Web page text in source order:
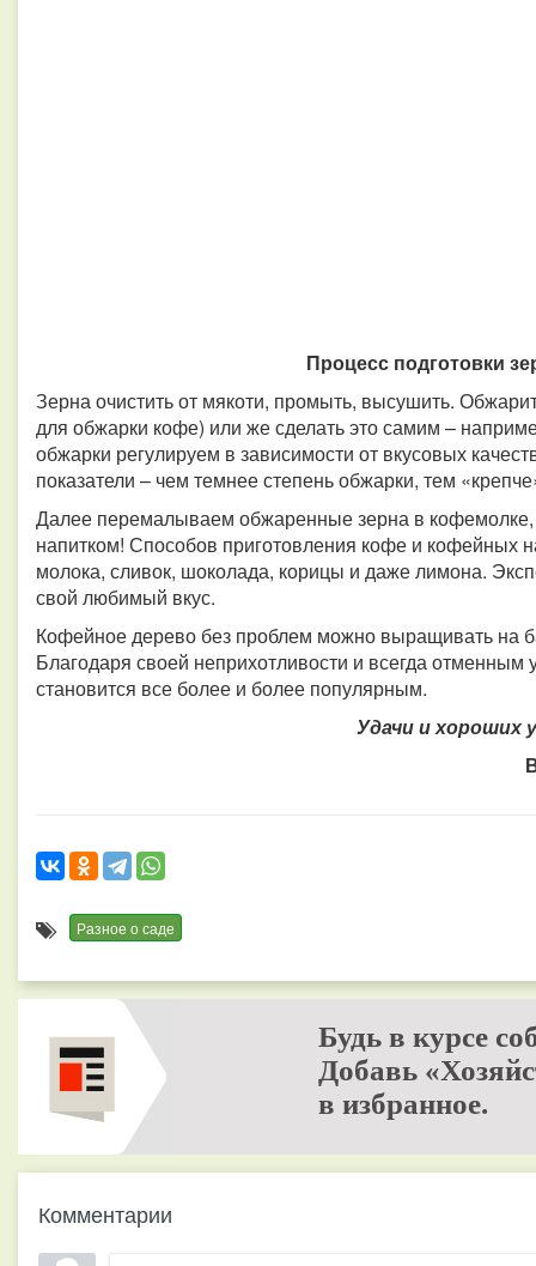
Процесс подготовки
Зерна очистить от мякоти, промыть, высушить.
для обжарки кофе) или же сделать это самим –
обжарки регулируем в зависимости от вкусовых
показатели – чем темнее степень обжарки, тем
Далее перемалываем обжаренные зерна в
напитком! Способов приготовления кофе и кофейных
молока, сливок, шоколада, корицы и даже лимона.
свой любимый вкус.
Кофейное дерево без проблем можно выращивать на
Благодаря своей неприхотливости и всегда
становится все более и более популярным.
Удачи и хороших
Разное о саде
Будь в курсе
Добавь
в избранное.
Комментарии